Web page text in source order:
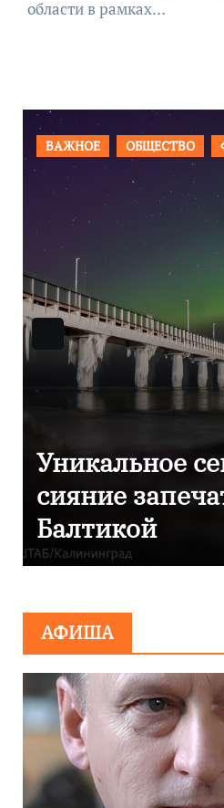
области в рамках…
ФОТО
северное
над
АФИША